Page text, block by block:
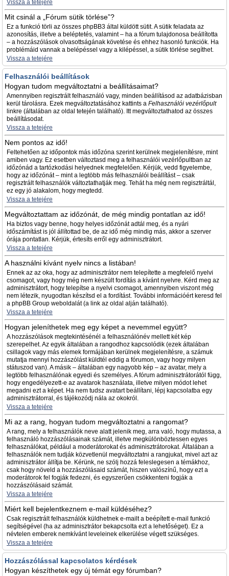
Vissza a tetejére
Mit csinál a „Fórum sütik törlése”?
Ez a funkció törli az összes phpBB3 által küldött sütit. A sütik feladata az
azonosítás, illetve a beléptetés, valamint – ha a fórum tulajdonosa beállította
– a hozzászólások olvasottságának követése és ehhez hasonló funkciók. Ha
problémáid vannak a belépéssel vagy a kilépéssel, a sütik törlése segíthet.
Vissza a tetejére
Felhasználói beállítások
Hogyan tudom megváltoztatni a beállításaimat?
Amennyiben regisztrált felhasználó vagy, minden beállításod az adatbázisban
kerül tárolásra. Ezek megváltoztatásához kattints a Felhasználói vezérlőpult
linkre (általában az oldal tetején található). Itt megváltoztathatod az összes
beállításodat.
Vissza a tetejére
Nem pontos az idő!
Feltehetően az időpontok más időzóna szerint kerülnek megjelenítésre, mint
amiben vagy. Ez esetben változtasd meg a felhasználói vezérlőpultban az
időzónád a tartózkodási helyednek megfelelően. Kérjük, vedd figyelembe,
hogy az időzónát – mint a legtöbb más felhasználói beállítást – csak
regisztrált felhasználók változtathatják meg. Tehát ha még nem regisztráltál,
ez egy jó alakalom, hogy megtedd.
Vissza a tetejére
Megváltoztattam az időzónát, de még mindig pontatlan az idő!
Ha biztos vagy benne, hogy helyes időzónát adtál meg, és a nyári
időszámítást is jól állítottad be, de az idő még mindig más, akkor a szerver
órája pontatlan. Kérjük, értesíts erről egy adminisztrátort.
Vissza a tetejére
A használni kívánt nyelv nincs a listában!
Ennek az az oka, hogy az adminisztrátor nem telepítette a megfelelő nyelvi
csomagot, vagy hogy még nem készült fordítás a kívánt nyelvre. Kérd meg az
adminisztrátort, hogy telepítse a nyelvi csomagot, amennyiben viszont még
nem létezik, nyugodtan készítsd el a fordítást. További információért keresd fel
a phpBB Group weboldalát (a link az oldal alján található).
Vissza a tetejére
Hogyan jeleníthetek meg egy képet a nevemmel együtt?
A hozzászólások megtekintésénél a felhasználónév mellett két kép
szerepelhet. Az egyik általában a rangodhoz kapcsolódik (ezek általában
csillagok vagy más elemek formájában kerülnek megjelenítésre, a számuk
mutatja mennyi hozzászólást küldtél eddig a fórumon, vagy hogy milyen
státuszod van). A másik – általában egy nagyobb kép – az avatar, mely a
legtöbb felhasználónak egyedi és személyes. A fórum adminisztrátorától függ,
hogy engedélyezett-e az avatarok használata, illetve milyen módot lehet
megadni ezt a képet. Ha nem tudsz avatart beállítani, lépj kapcsolatba egy
adminisztrátorral, és tájékozódj nála az okokról.
Vissza a tetejére
Mi az a rang, hogyan tudom megváltoztatni a rangomat?
A rang, mely a felhasználók neve alatt jelenik meg, arra való, hogy mutassa, a
felhasználó hozzászólásainak számát, illetve megkülönböztessen egyes
felhasználókat, például a moderátorokat és adminisztrátorokat. Általában a
felhasználók nem tudják közvetlenül megváltoztatni a rangjukat, mivel azt az
adminisztrátor állítja be. Kérünk, ne szólj hozzá feleslegesen a témákhoz,
csak hogy növeld a hozzászólásaid számát, hiszen valószínű, hogy ezt a
moderátorok fel fogják fedezni, és egyszerűen csökkenteni fogják a
hozzászólásaid számát.
Vissza a tetejére
Miért kell bejelentkeznem e-mail küldéséhez?
Csak regisztrált felhasználók küldhetnek e-mailt a beépített e-mail funkció
segítségével (ha az adminisztrátor bekapcsolta ezt a lehetőséget). Ez a
névtelen emberek nemkívánt leveleinek elkerülése végett szükséges.
Vissza a tetejére
Hozzászólással kapcsolatos kérdések
Hogyan készíthetek egy új témát egy fórumban?